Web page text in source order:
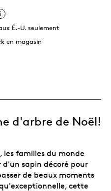
É.-U. seulement
en magasin
d'arbre de Noël!
les familles du monde
sapin décoré pour
de beaux moments
cette